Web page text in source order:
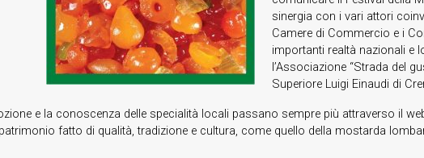
sinergia con i vari attori
Camere di Commercio e i
importanti realtà nazionali e
l’Associazione “Strada del
Superiore Luigi Einaudi di
e la conoscenza delle specialità locali passano sempre più attraverso il
fatto di qualità, tradizione e cultura, come quello della mostarda